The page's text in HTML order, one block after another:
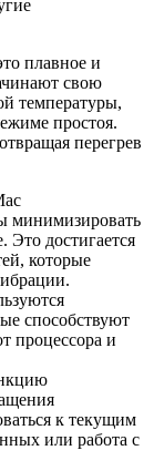
плавное и
свою
температуры,
простоя.
перегрев
минимизировать
достигается
которые
способствуют
процессора и
к текущим
или работа с